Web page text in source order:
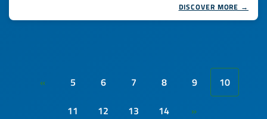
DISCOVER MORE →
« 5 6 7 8 9
10
11
12 13 14 »